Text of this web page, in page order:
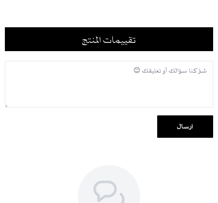
تقييمات المنتج
إرسال